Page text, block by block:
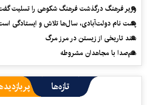
وزیر فرهنگ درگذشت فرهنگ شکوهی را تسلیت
پشت نام دولت‌آبادی، سال‌ها تلاش و ایستادگی
سند تاریخی از زیستن در مرز مرگ
هم‌صدا با مجاهدان مشروطه
تازه‌ها